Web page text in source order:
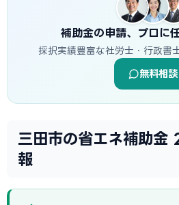
補助金の申請、プロに
採択実績豊富な社労士・行政書
無料相談
三田市の省エネ補助金
報